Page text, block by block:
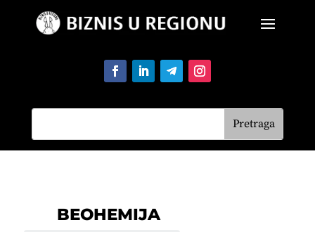
BEOHEMIJA